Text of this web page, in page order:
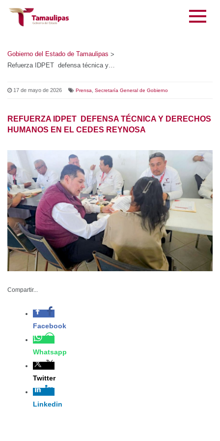
Gobierno del Estado de Tamaulipas>
Refuerza IDPET defensa técnica y derechos humanos en el CEDES Reynosa
17 de mayo de 2026 Prensa,Secretaría General de Gobierno
REFUERZA IDPET DEFENSA TÉCNICA Y DERECHOS
HUMANOS EN EL CEDES REYNOSA
Compartir...
Facebook
Whatsapp
Twitter
Linkedin